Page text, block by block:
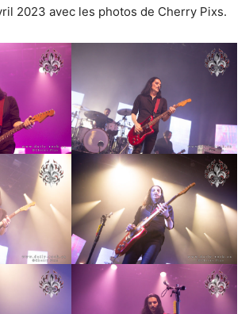
2023 avec les photos de Cherry Pixs.